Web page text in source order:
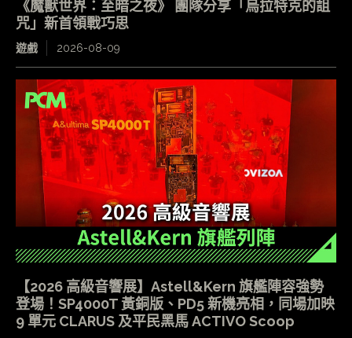
《魔獸世界：至暗之夜》 團隊分享「烏拉特克的詛
咒」新首領戰巧思
遊戲 2026-08-09
【2026 高級音響展】Astell&Kern 旗艦陣容強勢
登場！SP4000T 黃銅版、PD5 新機亮相，同場加映
9 單元 CLARUS 及平民黑馬 ACTIVO Scoop